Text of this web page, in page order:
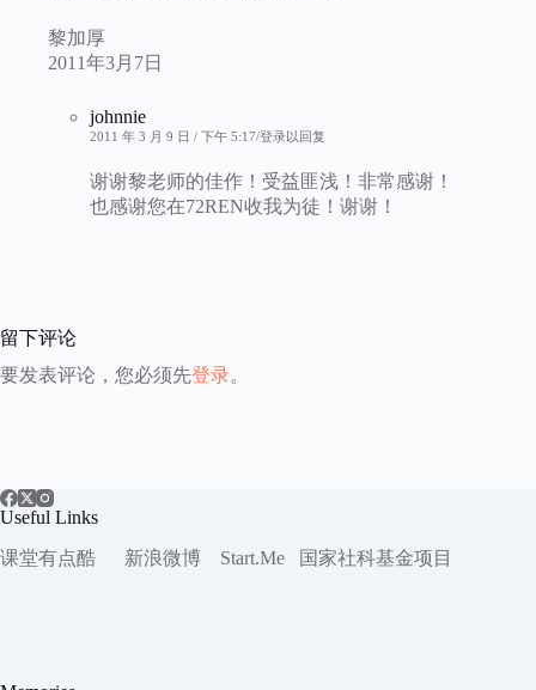
黎加厚
2011年3月7日
johnnie
2011 年 3 月 9 日 / 下午 5:17 登录以回复
谢谢黎老师的佳作！受益匪浅！非常感谢！
也感谢您在72REN收我为徒！谢谢！
留下评论
要发表评论，您必须先登录。
Useful Links
课堂有点酷
新浪微博 Start.Me 国家社科基金项目